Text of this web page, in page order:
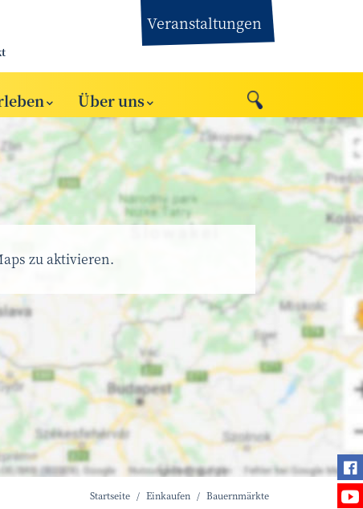
Veranstaltungen
Über uns
zu aktivieren.
Startseite Einkaufen Bauernmärkte